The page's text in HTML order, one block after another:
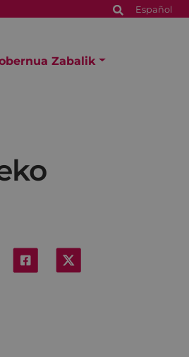
Español
Zabalik